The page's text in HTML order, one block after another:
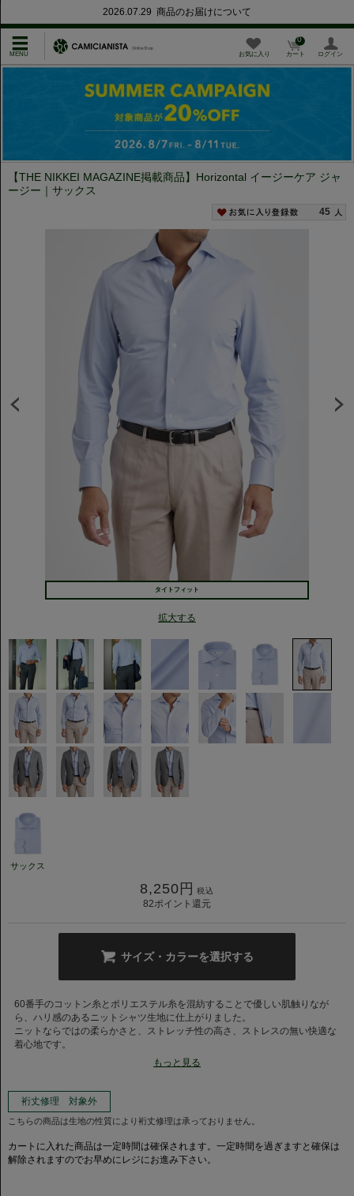
2026.07.29 商品のお届けについて
お気に入り カート
0
ログイン
【THE NIKKEI MAGAZINE掲載商品】Horizontal イージーケア ジャ
ージー｜サックス
45
タイトフィット
拡大する
サックス
8,250 円 税込
82ポイント還元
サイズ・カラーを選択する
60番手のコットン糸とポリエステル糸を混紡することで優しい肌触りなが
ら、ハリ感のあるニットシャツ生地に仕上がりました。
ニットならではの柔らかさと、ストレッチ性の高さ、ストレスの無い快適な
着心地です。
さらには、アイロン要らずで出張時にも活躍する優れもの。
イージーケア加工をほどこしているため、防シワ性にも優れています。
ホリゾンタルカラーはイタリアで人気カラーの一つ。
ネクタイを締めたスタイルに加え、ノータイスタイルで第一ボタンをはずし
たスタイルもおすすめです。
◆ニット素材について◆
ニット素材は編物ですので伸縮性に富み、着用感が楽に感じられます。
もっと見る
裄丈修理 対象外
こちらの商品は生地の性質により裄丈修理は承っておりません。
カートに入れた商品は一定時間は確保されます。一定時間を過ぎますと確保は
解除されますのでお早めにレジにお進み下さい。